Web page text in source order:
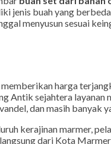
buah set dari bahan
jenis buah yang
menyusun sesuai
harga
Antik sejahtera layanan
dan masih banyak